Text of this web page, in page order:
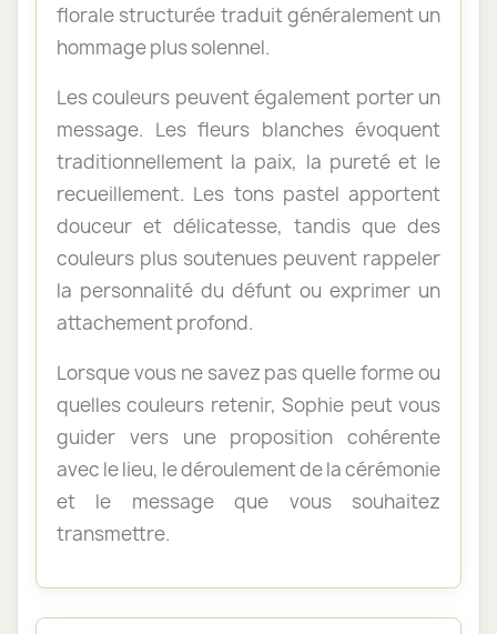
florale structurée traduit généralement un
hommage plus solennel.
Les couleurs peuvent également porter un
message. Les fleurs blanches évoquent
traditionnellement la paix, la pureté et le
recueillement. Les tons pastel apportent
douceur et délicatesse, tandis que des
couleurs plus soutenues peuvent rappeler
la personnalité du défunt ou exprimer un
attachement profond.
Lorsque vous ne savez pas quelle forme ou
quelles couleurs retenir, Sophie peut vous
guider vers une proposition cohérente
avec le lieu, le déroulement de la cérémonie
et le message que vous souhaitez
transmettre.